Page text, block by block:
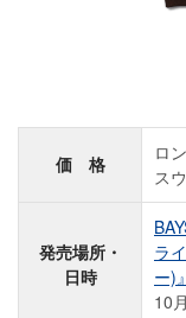
価 格
ロ
ス
発売場所・
日時
ラ
ー)』
10